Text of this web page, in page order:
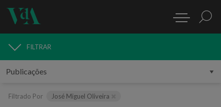
PUBLICAÇÕES
FILTRAR
Filtrado Por José Miguel Oliveira